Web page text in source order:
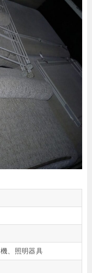
、照明器具